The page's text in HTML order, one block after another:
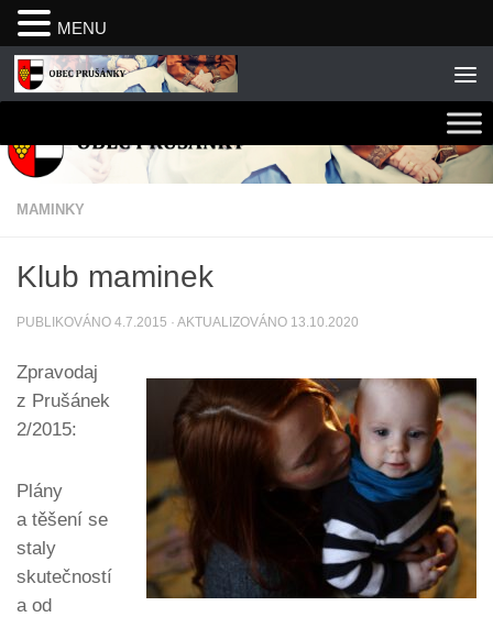
Skip to content
MAMINKY
Klub maminek
PUBLIKOVÁNO 4.7.2015 · AKTUALIZOVÁNO 13.10.2020
Zpravodaj
z Prušánek
2/2015:
Plány
a těšení se
staly
skutečností
a od
MENU